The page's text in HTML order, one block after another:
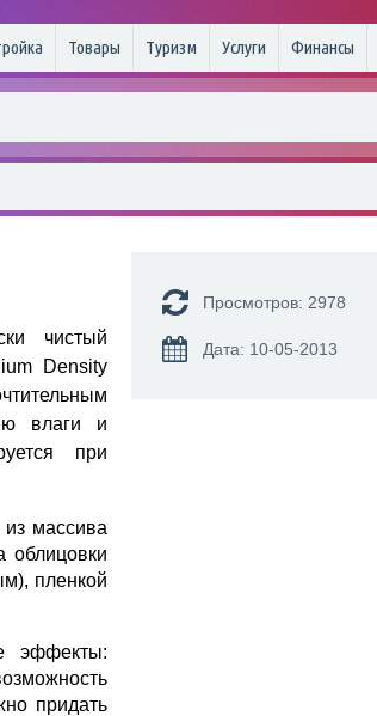
Товары Туризм Услуги Финансы
чистый
Density
влаги и
при
массива
облицовки
пленкой
эффекты:
придать
Просмотров: 2978
Дата: 10-05-2013